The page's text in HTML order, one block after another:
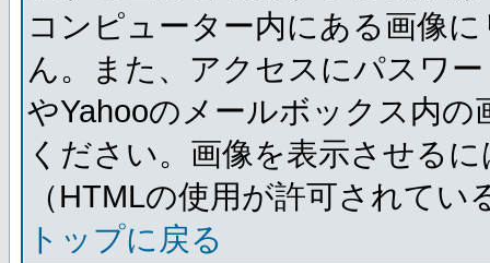
コンピューター内にある画像
ん。また、アクセスにパスワ
やYahooのメールボックス内
ください。画像を表示させる
（HTMLの使用が許可されて
トップに戻る